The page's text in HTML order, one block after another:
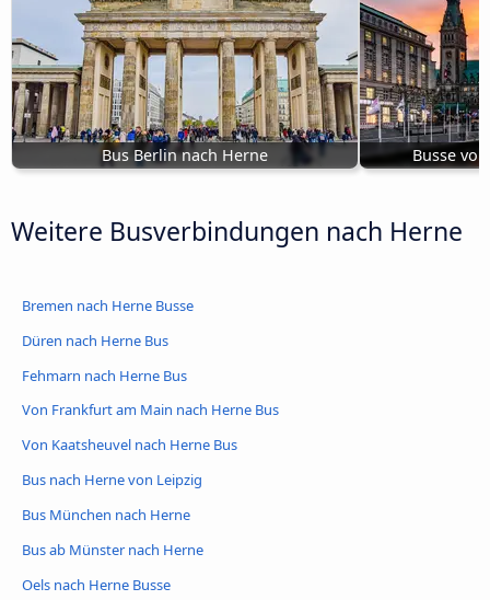
Bus Berlin nach Herne Busse
Weitere Busverbindungen nach Herne
Bremen nach Herne Busse
Düren nach Herne Bus
Fehmarn nach Herne Bus
Von Frankfurt am Main nach Herne Bus
Von Kaatsheuvel nach Herne Bus
Bus nach Herne von Leipzig
Bus München nach Herne
Bus ab Münster nach Herne
Oels nach Herne Busse